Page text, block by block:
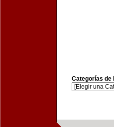
Categorías de